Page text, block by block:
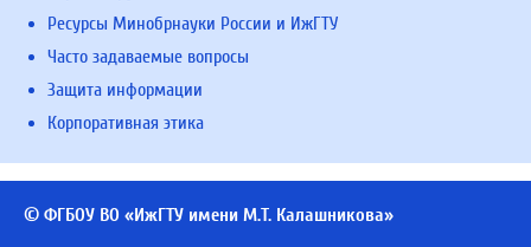
Ресурсы Минобрнауки России и ИжГТУ
Часто задаваемые вопросы
Защита информации
Корпоративная этика
© ФГБОУ ВО «ИжГТУ имени М.Т. Калашникова»